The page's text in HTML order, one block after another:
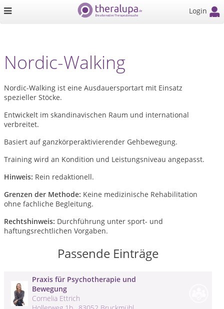
Login
Nordic-Walking
Nordic-Walking ist eine Ausdauersportart mit Einsatz
spezieller Stöcke.
Entwickelt im skandinavischen Raum und international
verbreitet.
Basiert auf ganzkörperaktivierender Gehbewegung.
Training wird an Kondition und Leistungsniveau angepasst.
Hinweis: Rein redaktionell.
Grenzen der Methode: Keine medizinische Rehabilitation
ohne fachliche Begleitung.
Rechtshinweis: Durchführung unter sport- und
haftungsrechtlichen Vorgaben.
Passende Einträge
Praxis für Psychotherapie und
Bewegung
Cornelia Ettrich